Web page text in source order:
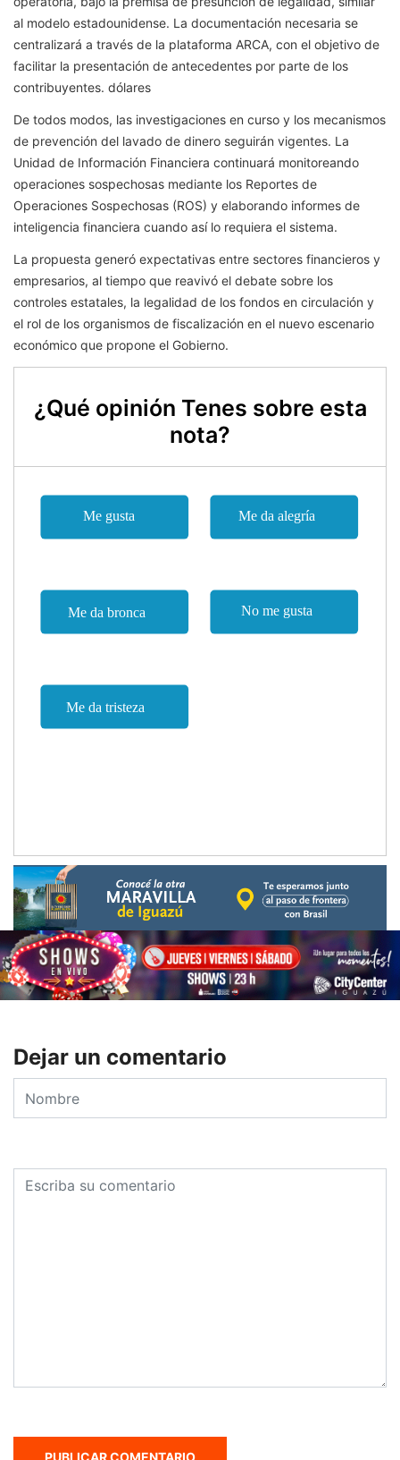
al modelo estadounidense. La documentación necesaria se
centralizará a través de la plataforma ARCA, con el objetivo de
facilitar la presentación de antecedentes por parte de los
contribuyentes. dólares
De todos modos, las investigaciones en curso y los mecanismos
de prevención del lavado de dinero seguirán vigentes. La
Unidad de Información Financiera continuará monitoreando
operaciones sospechosas mediante los Reportes de
Operaciones Sospechosas (ROS) y elaborando informes de
inteligencia financiera cuando así lo requiera el sistema.
La propuesta generó expectativas entre sectores financieros y
empresarios, al tiempo que reavivó el debate sobre los
controles estatales, la legalidad de los fondos en circulación y
el rol de los organismos de fiscalización en el nuevo escenario
económico que propone el Gobierno.
¿Qué opinión Tenes sobre esta
nota?
Dejar un comentario